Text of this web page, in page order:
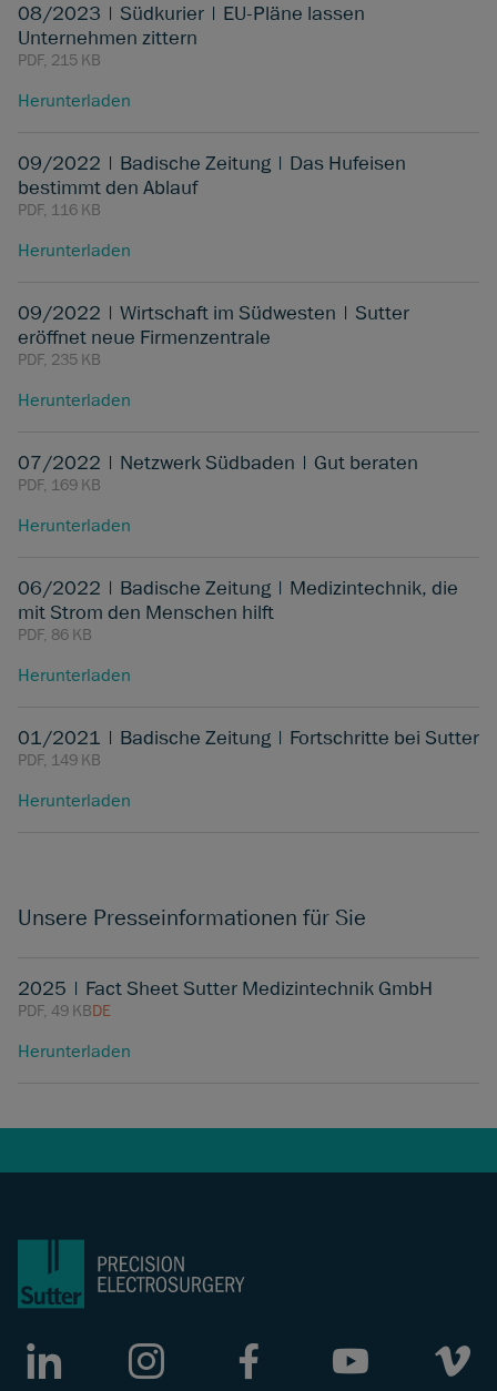
08/2023 | Südkurier | EU-Pläne lassen
Unternehmen zittern
PDF, 215 KB
Herunterladen
09/2022 | Badische Zeitung | Das Hufeisen
bestimmt den Ablauf
PDF, 116 KB
Herunterladen
09/2022 | Wirtschaft im Südwesten | Sutter
eröffnet neue Firmenzentrale
PDF, 235 KB
Herunterladen
07/2022 | Netzwerk Südbaden | Gut beraten
PDF, 169 KB
Herunterladen
06/2022 | Badische Zeitung | Medizintechnik, die
mit Strom den Menschen hilft
PDF, 86 KB
Herunterladen
01/2021 | Badische Zeitung | Fortschritte bei Sutter
PDF, 149 KB
Herunterladen
Unsere Presseinformationen für Sie
2025 | Fact Sheet Sutter Medizintechnik GmbH
PDF, 49 KBDE
Herunterladen